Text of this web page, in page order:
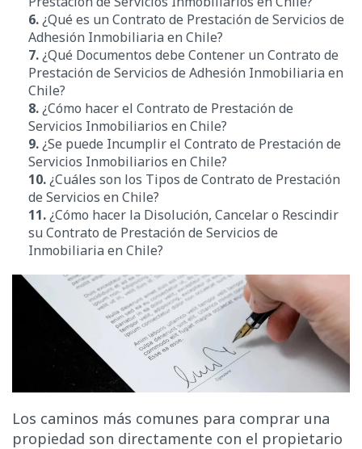
6.¿Qué es un Contrato de Prestación de Servicios de
Adhesión Inmobiliaria en Chile?
7.¿Qué Documentos debe Contener un Contrato de
Prestación de Servicios de Adhesión Inmobiliaria en
Chile?
8.¿Cómo hacer el Contrato de Prestación de
Servicios Inmobiliarios en Chile?
9.¿Se puede Incumplir el Contrato de Prestación de
Servicios Inmobiliarios en Chile?
10.¿Cuáles son los Tipos de Contrato de Prestación
de Servicios en Chile?
11.¿Cómo hacer la Disolución, Cancelar o Rescindir
su Contrato de Prestación de Servicios de
Inmobiliaria en Chile?
Los caminos más comunes para comprar una
propiedad son directamente con el propietario